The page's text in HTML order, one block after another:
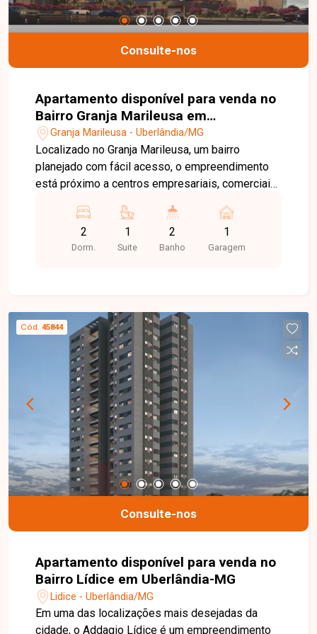
um dos nossos consultores. Estamos aqui para
te ajudar a encontrar o imóvel ideal!
Consulte-nos
Apartamento disponível para venda no
Bairro Granja Marileusa em
Uberlândia-MG
Granja Marileusa - Uberlândia/MG
Localizado no Granja Marileusa, um bairro
planejado com fácil acesso, o empreendimento
está próximo a centros empresariais, comerciais
praticidade para o dia a dia. Além disso, conta
com 740 m² de área de reserva e diversas
opções de lazer ao redor. O residencial
de lazer é completa e inclui playground, cinema,
salão de festas adulto e infantil, piscina, sala de
reuniões, sala de estudos, brinquedoteca,
academia, espaço gourmet, espaço grill, salão de
jogos e quadra esportiva. Nossa equipe está
pronta para tirar suas dúvidas e te acompanhar
em cada etapa do processo. Fale conosco pelo
telefone ou WhatsApp: (34) 3230-9914, ou, se
preferir, venha até uma de nossas unidades e
converse pessoalmente com um dos nossos
consultores. Estamos aqui para te ajudar a
2
Dorm.
1
Suite
2
Banho
1
Garagem
Cód. 45844
Consulte-nos
Apartamento disponível para venda no
Bairro Lídice em Uberlândia-MG
Lidice - Uberlândia/MG
Em uma das localizações mais desejadas da
cidade, o Addagio Lídice é um empreendimento